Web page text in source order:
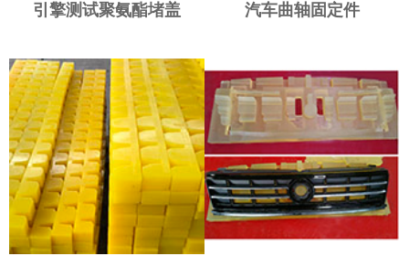
引擎测试聚氨酯堵盖 汽车曲轴固定件